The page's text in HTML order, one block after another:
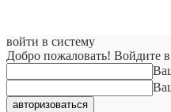
войти в систему
Добро пожаловать! Войдите